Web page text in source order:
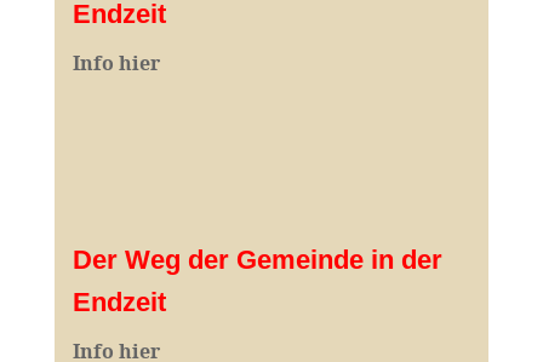
Endzeit
Info hier
Der Weg der Gemeinde in der
Endzeit
Info hier